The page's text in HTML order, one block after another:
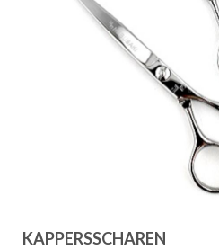
KAPPERSSCHAREN